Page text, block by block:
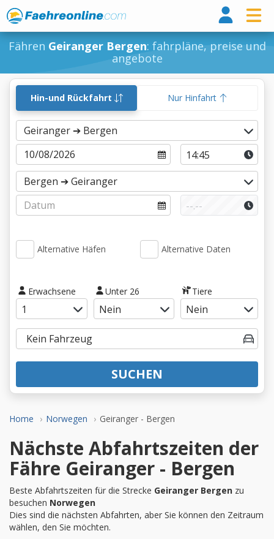
Fähren Geiranger Bergen: fahrpläne, preise und
angebote
Home Norwegen Geiranger - Bergen
Hin-und Rückfahrt Nur Hinfahrt
Alternative Häfen Alternative Daten
Erwachsene Unter 26 Tiere
SUCHEN
Nächste Abfahrtszeiten der
Fähre Geiranger - Bergen
Beste Abfahrtszeiten für die Strecke Geiranger Bergen zu
besuchen Norwegen
Dies sind die nächsten Abfahrten, aber Sie können den Zeitraum
wählen, den Sie möchten.